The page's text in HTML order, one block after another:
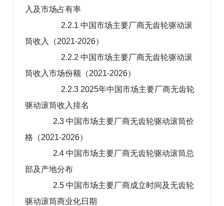
入及市场占有率
2.2.1 中国市场主要厂商无齿轮驱动滚
筒收入（2021-2026）
2.2.2 中国市场主要厂商无齿轮驱动滚
筒收入市场份额（2021-2026）
2.2.3 2025年中国市场主要厂商无齿轮
驱动滚筒收入排名
2.3 中国市场主要厂商无齿轮驱动滚筒价
格（2021-2026）
2.4 中国市场主要厂商无齿轮驱动滚筒总
部及产地分布
2.5 中国市场主要厂商成立时间及无齿轮
驱动滚筒商业化日期